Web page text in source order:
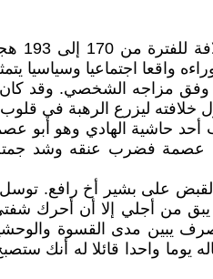
توفي
واقعا اجتماعيا وسياسيا
وفق مزاجه الشخصي. وقد
ليزرع الرهبة في
حاشية الهادي وهو أبو
عصمة فضرب عنقه وشد
على بشير أخ رافع.
سكرات الموت :(والله لو لم يبق من
هذا الفاسق) فقطعه القصاب حتى جعله أشلاء، 14
واحدا قائلا له أنك